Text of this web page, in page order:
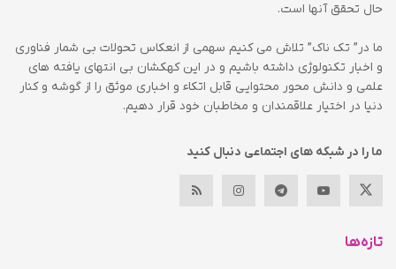
حال تحقق آنها است.
ما در” تک ناک” تلاش می کنیم سهمی از انعکاس تحولات بی شمار فناوری
و اخبار تکنولوژی داشته باشیم و در این کهکشان بی انتهای یافته های
علمی و دانش محور محتوایی قابل اتکاء و اخباری موثق را از گوشه و کنار
دنیا در اختیار علاقمندان و مخاطبان خود قرار دهیم.
ما را در شبکه های اجتماعی دنبال کنید
تازه‌ها